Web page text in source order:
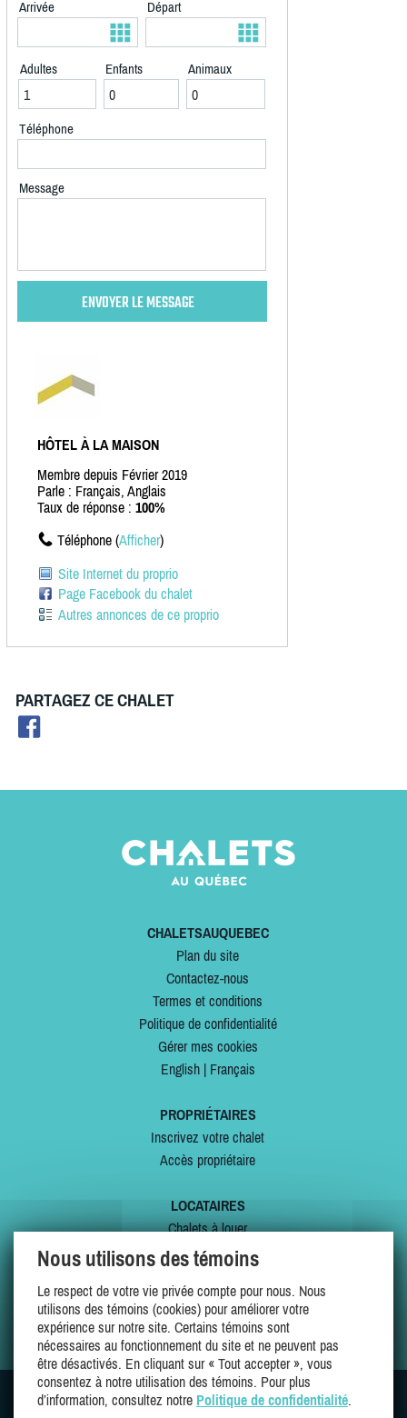
Arrivée Départ
Adultes Enfants Animaux
Téléphone
Message
HÔTEL À LA MAISON
Membre depuis Février 2019
Parle : Français, Anglais
Taux de réponse : 100%
Téléphone (Afficher)
Site Internet du proprio
Page Facebook du chalet
Autres annonces de ce proprio
PARTAGEZ CE CHALET
CHALETSAUQUEBEC
Plan du site
Contactez-nous
Termes et conditions
Politique de confidentialité
Gérer mes cookies
English| Français
PROPRIÉTAIRES
Inscrivez votre chalet
Accès propriétaire
LOCATAIRES
Chalets à louer
Chalets à vendre
Offres spéciales
Mes favoris
SUIVEZ-NOUS SUR
Nous utilisons des témoins
Le respect de votre vie privée compte pour nous. Nous
utilisons des témoins (cookies) pour améliorer votre
expérience sur notre site. Certains témoins sont
nécessaires au fonctionnement du site et ne peuvent pas
être désactivés. En cliquant sur « Tout accepter », vous
consentez à notre utilisation des témoins. Pour plus
d’information, consultez notre Politique de confidentialité.